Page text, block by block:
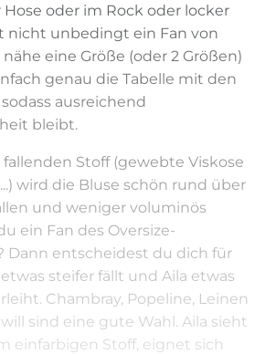
oder im Rock oder locker
nicht unbedingt ein Fan von
nähe eine Größe (oder 2 Größen)
genau die Tabelle mit den
ausreichend
bleibt.
Stoff (gewebte Viskose
wird die Bluse schön rund über
und weniger voluminös
ein Fan des Oversize-
Dann entscheidest du dich für
steifer fällt und Aila etwas
Chambray, Popeline, Leinen
sind eine gute Wahl. Aila sieht
einfarbigen Stoff, eignet sich